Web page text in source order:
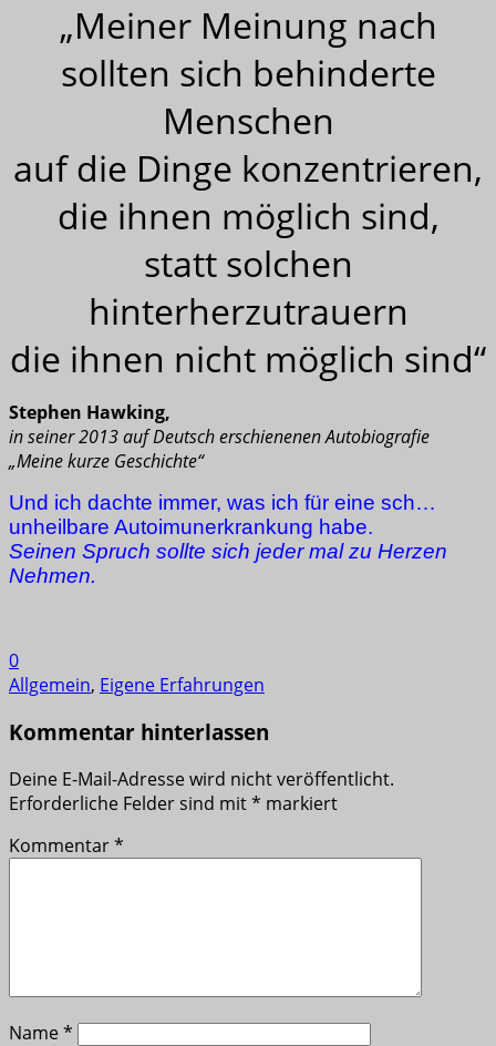
„Meiner Meinung nach
sollten sich behinderte
Menschen
auf die Dinge konzentrieren,
die ihnen möglich sind,
statt solchen
hinterherzutrauern
die ihnen nicht möglich sind“
Stephen Hawking,
in seiner 2013 auf Deutsch erschienenen Autobiografie
„Meine kurze Geschichte“
Und ich dachte immer, was ich für eine sch…
unheilbare Autoimunerkrankung habe.
Seinen Spruch sollte sich jeder mal zu Herzen
Nehmen.
0
Allgemein, Eigene Erfahrungen
Kommentar hinterlassen
Deine E-Mail-Adresse wird nicht veröffentlicht.
Erforderliche Felder sind mit* markiert
Kommentar*
Name*